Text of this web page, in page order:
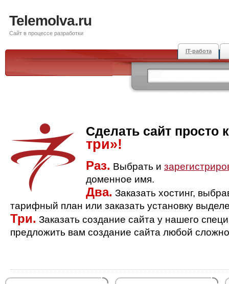
Telemolva.ru
Сайт в процессе разработки
IT-работа
Сделать сайт просто
три»!
Раз. Выбрать и
доменное имя.
Два. Заказать хостинг,
тарифный план или заказать установку
Три. Заказать создание сайта у нашего
предложить вам создание сайта любой